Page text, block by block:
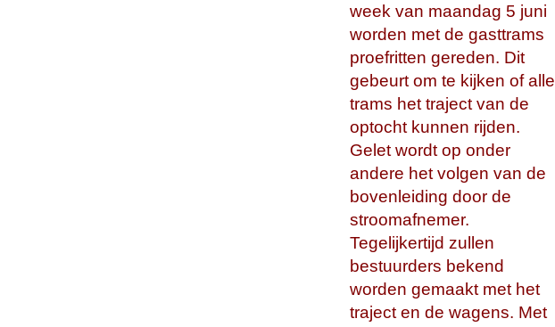
week van maandag 5 juni
worden met de gasttrams
proefritten gereden. Dit
gebeurt om te kijken of alle
trams het traject van de
optocht kunnen rijden.
Gelet wordt op onder
andere het volgen van de
bovenleiding door de
stroomafnemer.
Tegelijkertijd zullen
bestuurders bekend
worden gemaakt met het
traject en de wagens. Met